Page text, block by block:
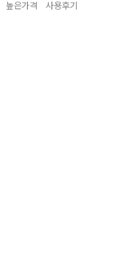
높은가격 사용후기